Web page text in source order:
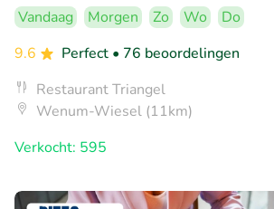
Vandaag Morgen Zo Wo
Do
9.6
Perfect • 76 beoordelingen
Restaurant Triangel
Wenum-Wiesel (11km)
Verkocht: 595